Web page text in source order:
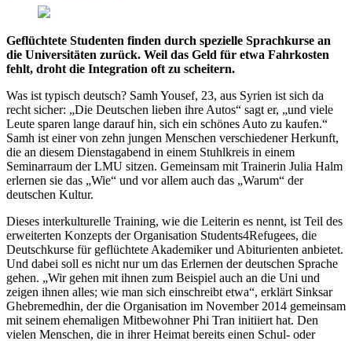
Geflüchtete Studenten finden durch spezielle Sprachkurse an
die Universitäten zurück. Weil das Geld für etwa Fahrkosten
fehlt, droht die Integration oft zu scheitern.
Was ist typisch deutsch? Samh Yousef, 23, aus Syrien ist sich da
recht sicher: „Die Deutschen lieben ihre Autos“ sagt er, „und viele
Leute sparen lange darauf hin, sich ein schönes Auto zu kaufen.“
Samh ist einer von zehn jungen Menschen verschiedener Herkunft,
die an diesem Dienstagabend in einem Stuhlkreis in einem
Seminarraum der LMU sitzen. Gemeinsam mit Trainerin Julia Halm
erlernen sie das „Wie“ und vor allem auch das „Warum“ der
deutschen Kultur.
Dieses interkulturelle Training, wie die Leiterin es nennt, ist Teil des
erweiterten Konzepts der Organisation Students4Refugees, die
Deutschkurse für geflüchtete Akademiker und Abiturienten anbietet.
Und dabei soll es nicht nur um das Erlernen der deutschen Sprache
gehen. „Wir gehen mit ihnen zum Beispiel auch an die Uni und
zeigen ihnen alles; wie man sich einschreibt etwa“, erklärt Sinksar
Ghebremedhin, der die Organisation im November 2014 gemeinsam
mit seinem ehemaligen Mitbewohner Phi Tran initiiert hat. Den
vielen Menschen, die in ihrer Heimat bereits einen Schul- oder